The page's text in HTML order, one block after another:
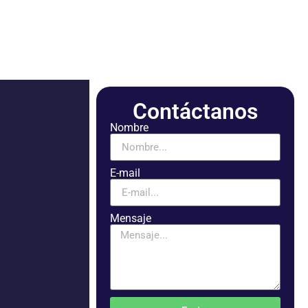
Contáctanos
Nombre
E-mail
Mensaje